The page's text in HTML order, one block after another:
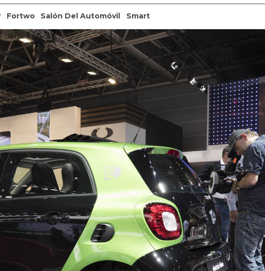
Fortwo Salón Del Automóvil Smart